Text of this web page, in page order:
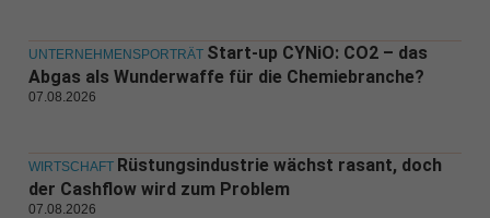
UNTERNEHMENSPORTRÄT Start-up CYNiO: CO2 – das
Abgas als Wunderwaffe für die Chemiebranche?
07.08.2026
WIRTSCHAFT Rüstungsindustrie wächst rasant, doch
der Cashflow wird zum Problem
07.08.2026